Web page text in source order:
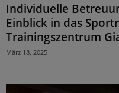
Individuelle
Einblick in das
Trainingszentrum
März 18, 2025